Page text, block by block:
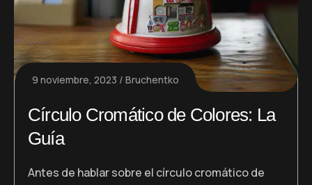
9 noviembre, 2023 Bruchentko
Círculo Cromático de Colores: La
Guía
Antes de hablar sobre el círculo cromático de